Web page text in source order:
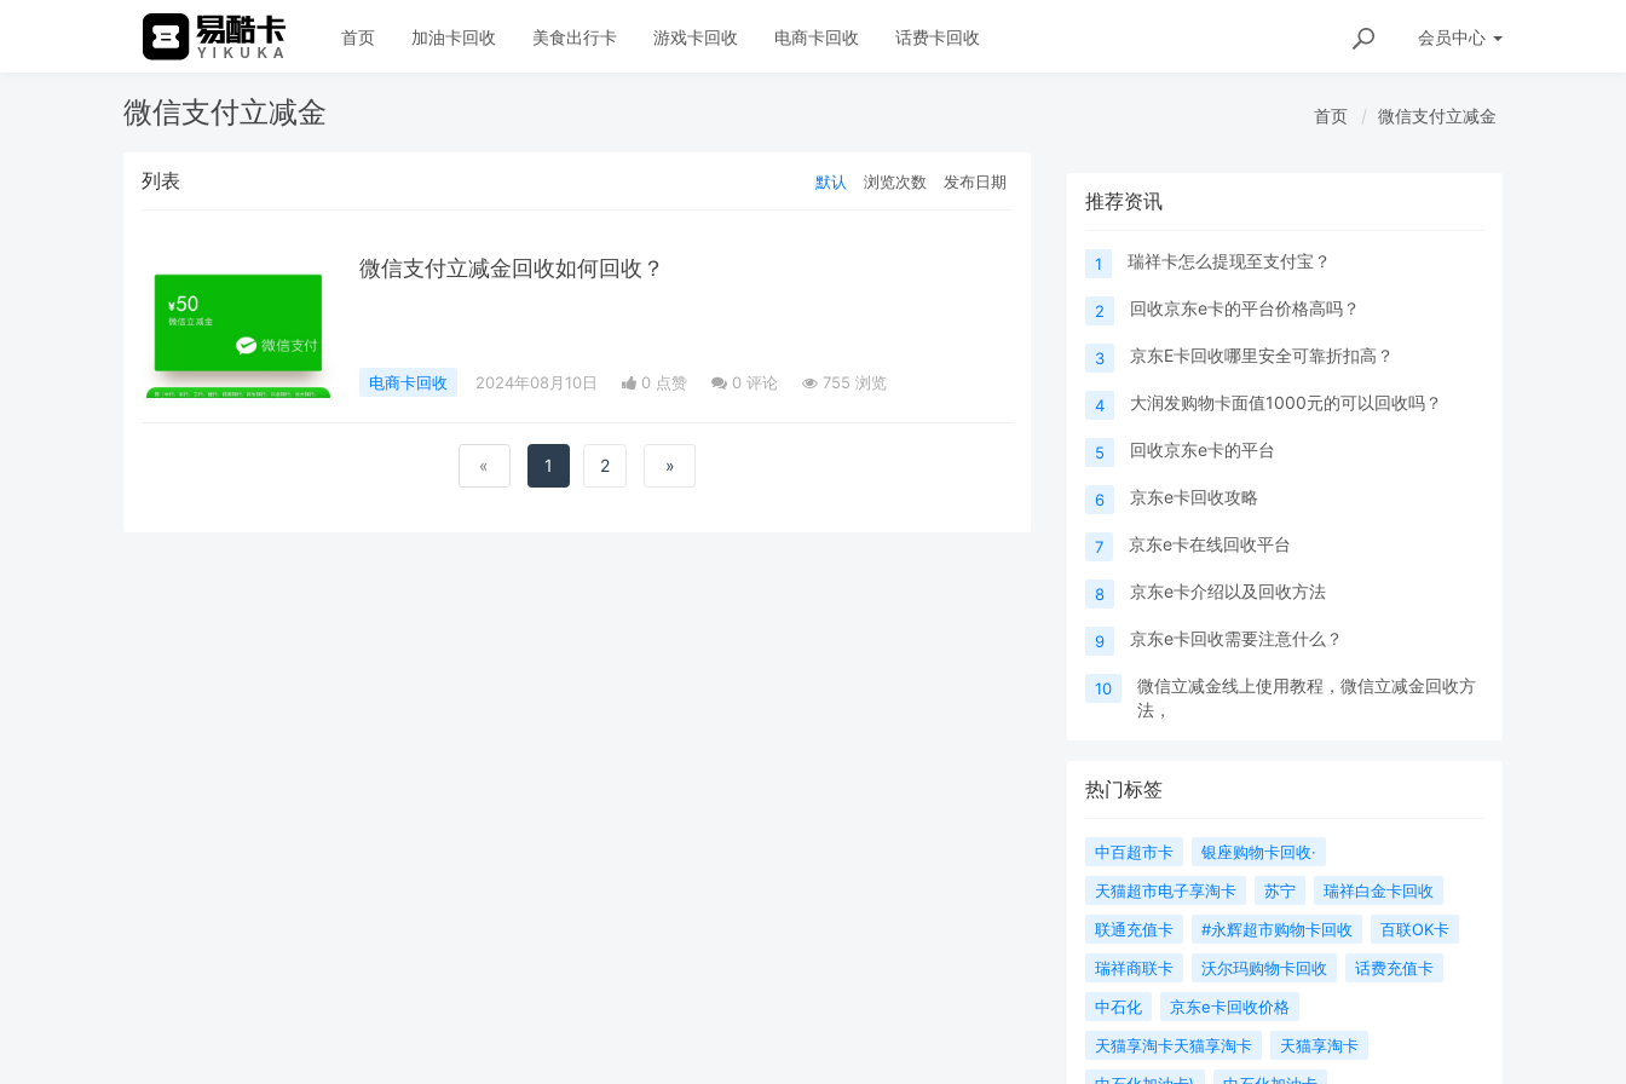
首页 加油卡回收 美食出行卡 游戏卡回收 电商卡回收 话费卡回收 会员中心
微信支付立减金 首页 微信支付立减金
列表 默认 浏览次数 发布日期
微信支付立减金回收如何回收？
电商卡回收 2024年08月10日 0 点赞 0 评论 755 浏览
« 1 2 »
推荐资讯
1 瑞祥卡怎么提现至支付宝？
2 回收京东e卡的平台价格高吗？
3 京东E卡回收哪里安全可靠折扣高？
4 大润发购物卡面值1000元的可以回收吗？
5 回收京东e卡的平台
6 京东e卡回收攻略
7 京东e卡在线回收平台
8 京东e卡介绍以及回收方法
9 京东e卡回收需要注意什么？
10
微信立减金线上使用教程，微信立减金回收方
法，
热门标签
中百超市卡
银座购物卡回收·
天猫超市电子享淘卡
苏宁
瑞祥白金卡回收
联通充值卡
#永辉超市购物卡回收
百联OK卡
瑞祥商联卡
沃尔玛购物卡回收
话费充值卡
中石化
京东e卡回收价格
天猫享淘卡天猫享淘卡
天猫享淘卡